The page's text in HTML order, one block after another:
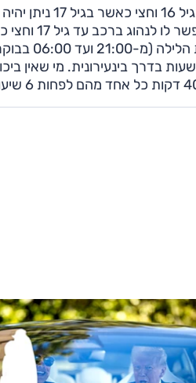
מבקש הרישיון יוכל
המבחן
אותם 6 חודשים) כאשר 10 שעות בלילה ו-10 שעות בדרך